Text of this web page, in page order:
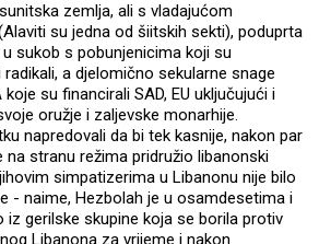
zemlja, ali s vladajućom
su jedna od šiitskih sekti), poduprta
sukob s pobunjenicima koji su
a djelomično sekularne snage
su financirali SAD, EU uključujući i
oružje i zaljevske monarhije.
napredovali da bi tek kasnije, nakon par
na stranu režima pridružio libanonski
simpatizerima u Libanonu nije bilo
- naime, Hezbolah je u osamdesetima i
gerilske skupine koja se borila protiv